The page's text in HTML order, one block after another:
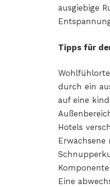
ausgiebige
Tipps für
durch ein
auf eine
Hotels
Eine